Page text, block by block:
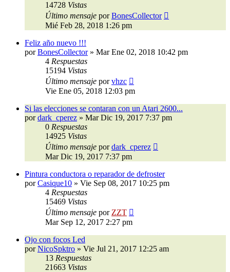
14728 Vistas
Último mensaje porBonesCollector
Mié Feb 28, 2018 1:26 pm
Feliz año nuevo !!!
porBonesCollector» Mar Ene 02, 2018 10:42 pm
4 Respuestas
15194 Vistas
Último mensaje porvhzc
Vie Ene 05, 2018 12:03 pm
Si las elecciones se contaran con un Atari 2600...
pordark_cperez » Mar Dic 19, 2017 7:37 pm
0 Respuestas
14925 Vistas
Último mensaje pordark_cperez
Mar Dic 19, 2017 7:37 pm
Pintura conductora o reparador de defroster
porCasique10 » Vie Sep 08, 2017 10:25 pm
4 Respuestas
15469 Vistas
Último mensaje por ZZT
Mar Sep 12, 2017 2:27 pm
Ojo con focos Led
porNicoSpktro » Vie Jul 21, 2017 12:25 am
13 Respuestas
21663 Vistas